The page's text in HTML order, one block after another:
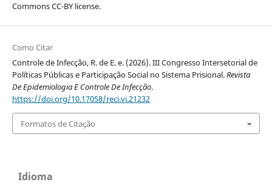
Commons CC-BY license.
Como Citar
Controle de Infecção, R. de E. e. (2026). III Congresso Intersetorial de
Políticas Públicas e Participação Social no Sistema Prisional.Revista
De Epidemiologia E Controle De Infecção.
https://doi.org/10.17058/reci.vi.21232
Formatos de Citação
Idioma